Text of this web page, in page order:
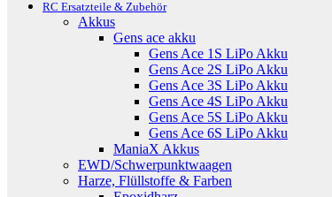
RC Ersatzteile & Zubehör
Akkus
Gens ace akku
Gens Ace 1S LiPo Akku
Gens Ace 2S LiPo Akku
Gens Ace 3S LiPo Akku
Gens Ace 4S LiPo Akku
Gens Ace 5S LiPo Akku
Gens Ace 6S LiPo Akku
ManiaX Akkus
EWD/Schwerpunktwaagen
Harze, Flüllstoffe & Farben